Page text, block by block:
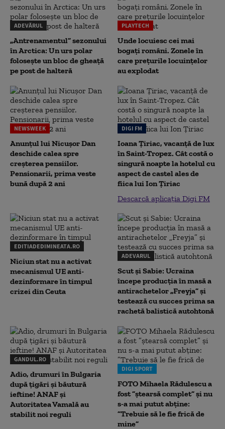
ADEVĂRUL
„Antrenamentul” sezonului
în Arctica: Un urs polar
folosește un bloc de gheață
pe post de halteră
PLAYTECH
Unde locuiesc cei mai
bogați români. Zonele în
care prețurile locuințelor
au explodat
NEWSWEEK
Anunțul lui Nicușor Dan
deschide calea spre
creșterea pensiilor.
Pensionarii, prima veste
bună după 2 ani
DIGI FM
Ioana Țiriac, vacanță de lux
în Saint-Tropez. Cât costă o
singură noapte la hotelul cu
aspect de castel ales de
fiica lui Ion Țiriac
Descarcă aplicația Digi FM
EDITIADEDIMINEATA.RO
Niciun stat nu a activat
mecanismul UE anti-
dezinformare în timpul
crizei din Ceuta
ADEVARUL
Scut și Sabie: Ucraina
începe producția în masă a
antirachetelor „Freyja” și
testează cu succes prima sa
rachetă balistică autohtonă
GANDUL.RO
Adio, drumuri în Bulgaria
după țigări și băutură
ieftine! ANAF și
Autoritatea Vamală au
stabilit noi reguli
DIGI SPORT
FOTO Mihaela Rădulescu a
fost ”ștearsă complet” și nu
s-a mai putut abține:
”Trebuie să le fie frică de
mine”